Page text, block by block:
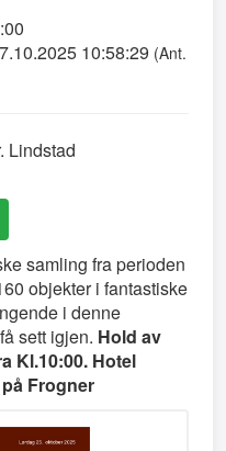
10:58:29 (Ant.
Lindstad
samling fra perioden
objekter i fantastiske
i denne
sett igjen. Hold av
Kl.10:00. Hotel
Frogner